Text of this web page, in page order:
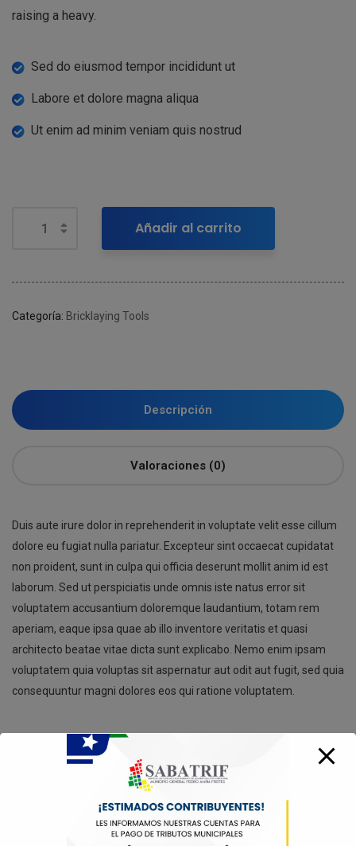
raising a heavy.
Sed do eiusmod tempor incididunt ut
Labore et dolore magna aliqua
Ut enim ad minim veniam quis nostrud
Añadir al carrito
Categoría: Bricklaying Tools
Descripción
Valoraciones (0)
Duis aute irure dolor in reprehenderit in voluptate velit esse cillum
dolore eu fugiat nulla pariatur. Excepteur sint occaecat cupidatat
non proident, sunt in culpa qui officia deserunt mollit anim id est
laborum. Sed ut perspiciatis unde omnis iste natus error sit
voluptatem accusantium doloremque laudantium, totam rem
aperiam, eaque ipsa quae ab illo inventore veritatis et quasi
architecto beatae vitae dicta sunt explicabo. Nemo enim ipsam
voluptatem quia voluptas sit aspernatur aut odit aut fugit, sed quia
consequuntur magni dolores eos qui ratione voluptatem.
Productos relacionados